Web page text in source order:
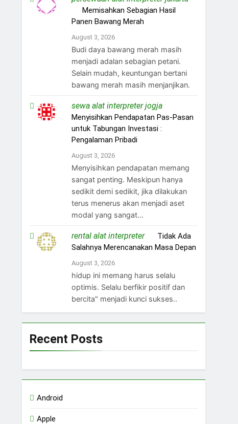
Memisahkan Sebagian Hasil
Panen Bawang Merah
August 3, 2026
Budi daya bawang merah masih
menjadi adalan sebagian petani.
Selain mudah, keuntungan bertani
bawang merah masih menjanjikan.
sewa alat interpreter jogjaon
Menyisihkan Pendapatan Pas-Pasan
untuk Tabungan Investasi :
Pengalaman Pribadi
August 3, 2026
Menyisihkan pendapatan memang
sangat penting. Meskipun hanya
sedikit demi sedikit, jika dilakukan
terus menerus akan menjadi aset
modal yang sangat…
rental alat interpreteron Tidak Ada
Salahnya Merencanakan Masa Depan
August 3, 2026
hidup ini memang harus selalu
optimis. Selalu berfikir positif dan
bercita" menjadi kunci sukses..
Recent Posts
Android
Apple